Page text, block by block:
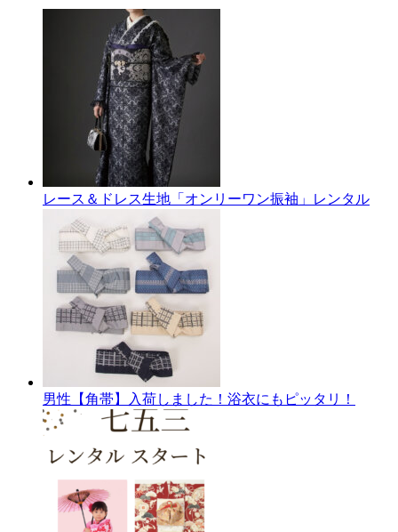
レース＆ドレス生地「オンリーワン振袖」レンタル
男性【角帯】入荷しました！浴衣にもピッタリ！